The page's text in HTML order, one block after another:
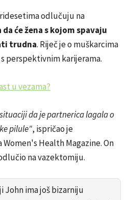
odlučuju na
će žena s kojom spavaju
trudna. Riječ je o muškarcima
perspektivnim karijerama.
u vezama?
da je partnerica lagala o
pilule", ispričao je
Health Magazine. On
na vazektomiju.
ima još bizarniju